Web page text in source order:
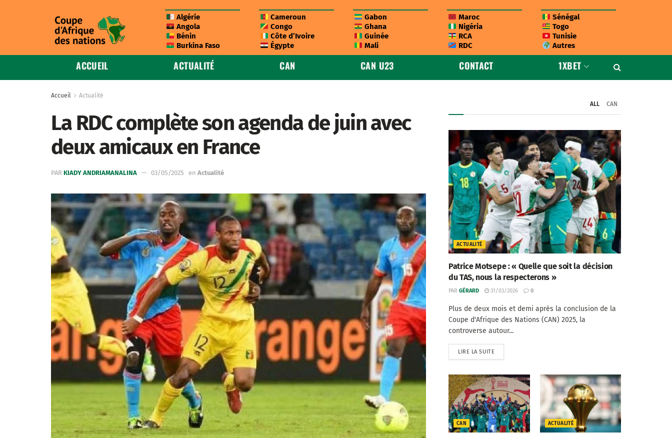
Algérie
Angola
Bénin
Burkina Faso
Cameroun
Congo
Côte d’Ivoire
Égypte
Gabon
Ghana
Guinée
Mali
Maroc
Nigéria
RCA
RDC
Sénégal
Togo
Tunisie
Autres
ACCUEIL ACTUALITÉ CAN CAN U23 CONTACT 1XBET
Accueil Actualité
La RDC complète son agenda de juin avec
deux amicaux en France
PAR KIADY ANDRIAMANALINA 03/05/2025 en Actualité
ALL CAN
ACTUALITÉ
Patrice Motsepe : « Quelle que soit la décision
du TAS, nous la respecterons »
PAR GÉRARD 31/03/2026 0
Plus de deux mois et demi après la conclusion de la
Coupe d'Afrique des Nations (CAN) 2025, la
controverse autour...
LIRE LA SUITE
CAN ACTUALITÉ